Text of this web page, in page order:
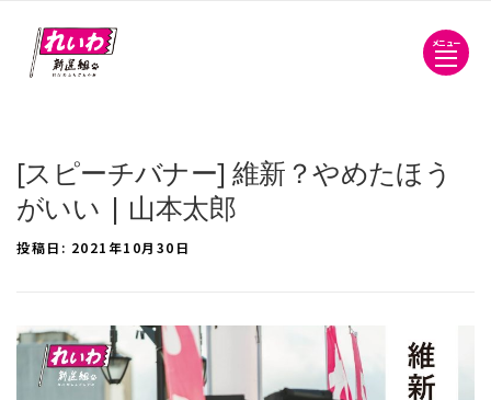
メニュー
[スピーチバナー] 維新？やめたほう
がいい | 山本太郎
投稿日: 2021年10月30日